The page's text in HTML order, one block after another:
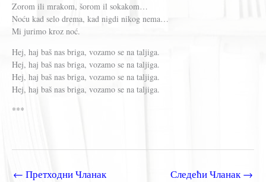
Zorom ili mrakom, šorom il sokakom…
Noću kad selo drema, kad nigdi nikog nema…
Mi jurimo kroz noć.
Hej, haj baš nas briga, vozamo se na taljiga.
Hej, haj baš nas briga, vozamo se na taljiga.
Hej, haj baš nas briga, vozamo se na taljiga.
Hej, haj baš nas briga, vozamo se na taljiga.
***
← Претходни Чланак Следећи Чланак→